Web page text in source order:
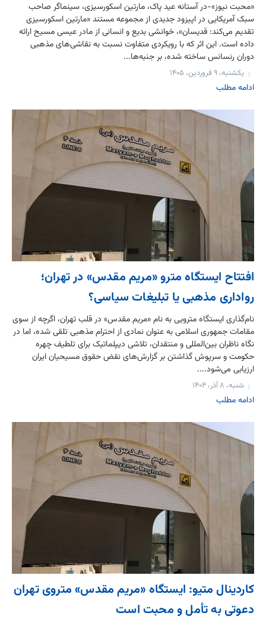
«محبت نیوز»-در آستانه عید پاک، مارتین اسکورسیزی، سینماگر صاحب
سبک آمریکایی در اپیزود جدیدی از مجموعه مستند «مارتین اسکورسیزی
تقدیم می‌کند: قدیسان»، خوانشی بدیع و انسانی از مادر عیسی مسیح ارائه
داده است. این اثر که با رویکردی متفاوت نسبت به نقاشی‌های مذهبی
دوران رنسانس ساخته شده، بر جنبه‌ها...
یکشنبه، ۹ فروردین، ۱۴۰۵
ادامه مطلب
افتتاح ایستگاه مترو «مریم مقدس» در تهران؛
رواداری مذهبی یا تبلیغات سیاسی؟
نام‌گذاری ایستگاه مترویی به نام «مریم مقدس» در قلب تهران، اگرچه از سوی
مقامات جمهوری اسلامی به عنوان نمادی از احترام مذهبی تلقی شده، اما در
نگاه ناظران بین‌المللی و منتقدان، تلاشی دیپلماتیک برای تلطیف چهره
حکومت و سرپوش گذاشتن بر گزارش‌های نقض حقوق مسیحیان ایران
ارزیابی می‌شود....
شنبه، ۸ آذر، ۱۴۰۴
ادامه مطلب
کاردینال متیو: ایستگاه «مریم مقدس» متروی تهران
دعوتی به تأمل و محبت است